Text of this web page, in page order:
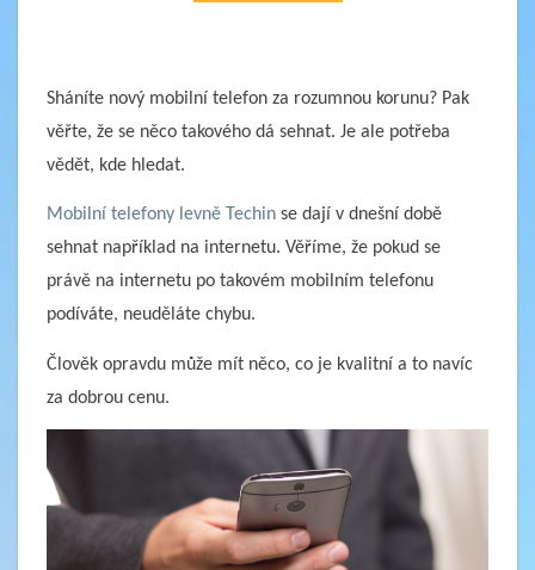
Sháníte nový mobilní telefon za rozumnou korunu? Pak
věřte, že se něco takového dá sehnat. Je ale potřeba
vědět, kde hledat.
Mobilní telefony levně Techin se dají v dnešní době
sehnat například na internetu. Věříme, že pokud se
právě na internetu po takovém mobilním telefonu
podíváte, neuděláte chybu.
Člověk opravdu může mít něco, co je kvalitní a to navíc
za dobrou cenu.